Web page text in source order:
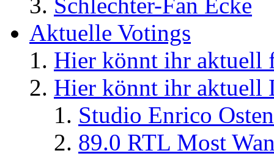
Aktuelle Votings
Hier könnt ihr aktuell
Hier könnt ihr aktuell
Studio Enrico
89.0 RTL Most